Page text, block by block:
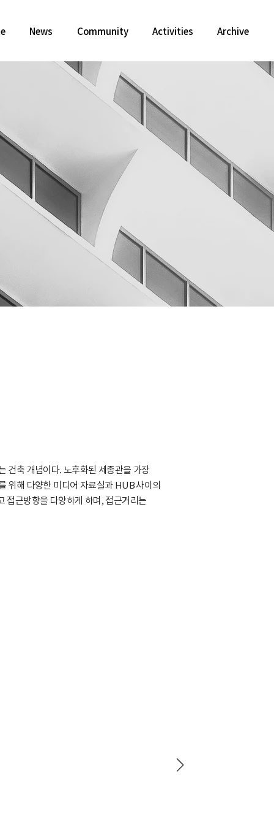
News Community Activities Archive
건축 개념이다. 노후화된 세종관을 가장
위해 다양한 미디어 자료실과 HUB 사이의
접근방향을 다양하게 하며, 접근거리는